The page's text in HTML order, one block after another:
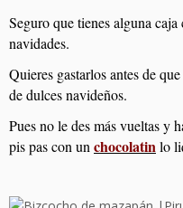
Seguro que tienes alguna caja
navidades.
Quieres gastarlos antes de
de dulces navideños.
Pues no le des más vueltas y
pis pas con unchocolatinlo